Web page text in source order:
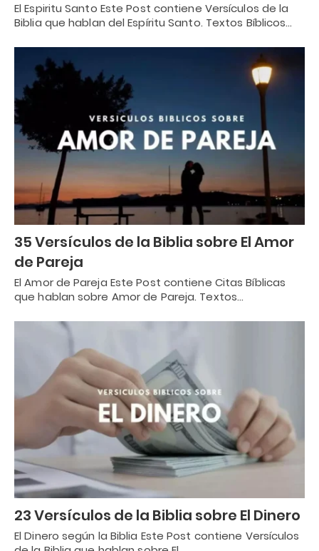
El Espiritu Santo Este Post contiene Versículos de la
Biblia que hablan del Espíritu Santo. Textos Bíblicos…
35 Versículos de la Biblia sobre El Amor
de Pareja
El Amor de Pareja Este Post contiene Citas Bíblicas
que hablan sobre Amor de Pareja. Textos…
23 Versículos de la Biblia sobre El Dinero
El Dinero según la Biblia Este Post contiene Versículos